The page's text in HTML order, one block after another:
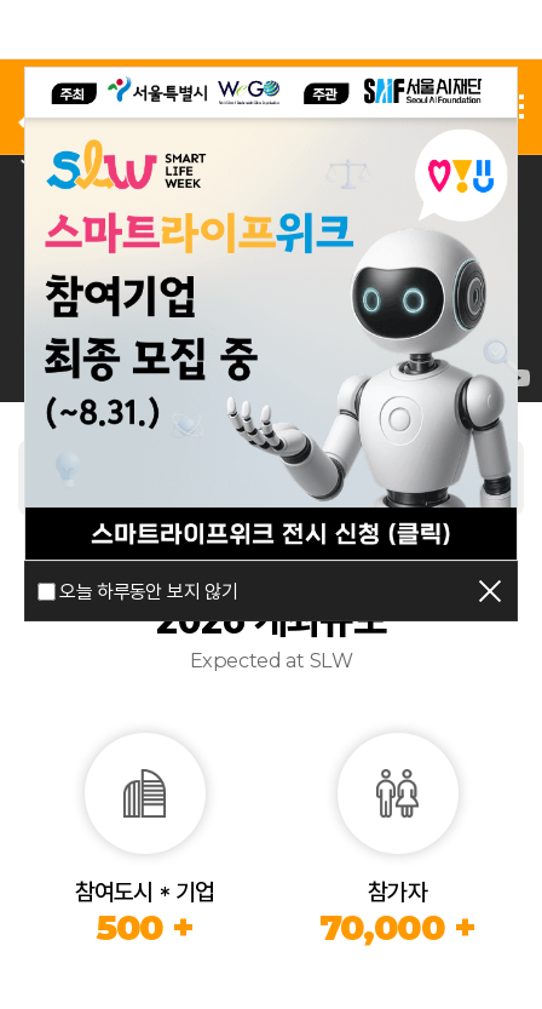
오늘 하루동안 보지 않기
사전 등록 전시 신청
2026 개최규모
Expected at SLW
참여도시 * 기업
500 +
참가자
70,000 +